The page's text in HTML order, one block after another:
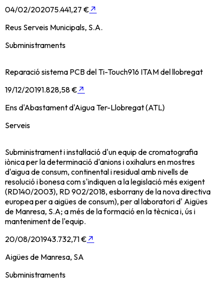
04/02/202075.441,27 € ↗
Reus Serveis Municipals, S.A.
Subministraments
Reparació sistema PCB del Ti-Touch916 ITAM del llobregat
19/12/20191.828,58 € ↗
Ens d'Abastament d'Aigua Ter-Llobregat (ATL)
Serveis
Subministrament i instal·lació d'un equip de cromatografia
iònica per la determinació d'anions i oxihalurs en mostres
d'aigua de consum, continental i residual amb nivells de
resolució i bonesa com s'indiquen a la legislació més exigent
(RD140/2003), RD 902/2018, esborrany de la nova directiva
europea per a aigües de consum), per al laboratori d' Aigües
de Manresa, S.A; a més de la formació en la tècnica i, ús i
manteniment de l'equip.
20/08/201943.732,71 € ↗
Aigües de Manresa, SA
Subministraments